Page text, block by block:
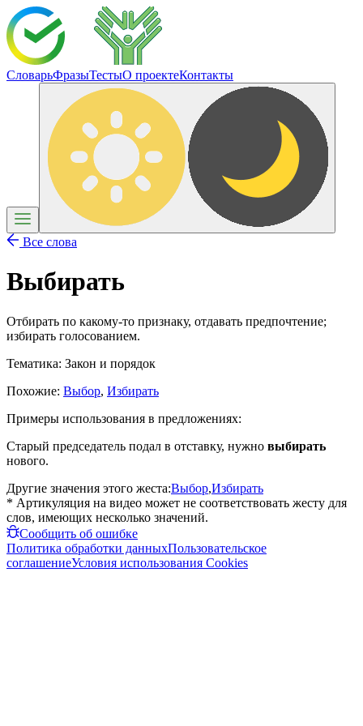
СловарьФразыТестыО проектеКонтакты
Все слова
Выбирать
Отбирать по какому-то признаку, отдавать предпочтение;
избирать голосованием.
Тематика: Закон и порядок
Похожие: Выбор, Избирать
Примеры использования в предложениях:
Старый председатель подал в отставку, нужно выбирать
нового.
Другие значения этого жеста:Выбор,Избирать
* Артикуляция на видео может не соответствовать жесту для
слов, имеющих несколько значений.
Сообщить об ошибке
Политика обработки данныхПользовательское
соглашениеУсловия использования Cookies